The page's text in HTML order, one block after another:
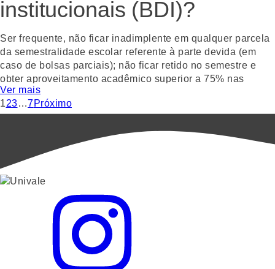
ingresso por 2ª Graduação são definidos por meio de
Edital.
Gostou? Compartilhe!
WhatsApp
Facebook
Twitter
Email
Gostou? Compartilhe!
WhatsApp
Facebook
Twitter
Email
institucionais (BDI)?
Ser frequente, não ficar inadimplente em qualquer parcela
da semestralidade escolar referente à parte devida (em
caso de bolsas parciais); não ficar retido no semestre e
obter aproveitamento acadêmico superior a 75% nas
disciplinas.
Gostou? Compartilhe!
WhatsApp
Facebook
Twitter
Email
Ver mais
123…7Próximo